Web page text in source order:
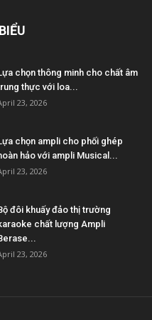
chọn thông minh cho chất âm
thực với loa...
23, 2026
chọn ampli cho phối ghép
hảo với ampli Musical...
23, 2026
đôi khuấy đảo thị trường
chất lượng Ampli
23, 2026